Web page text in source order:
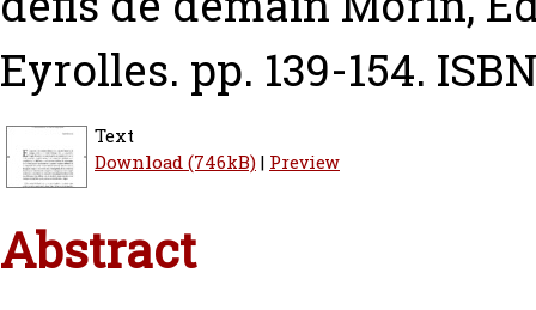
Eyrolles. pp. 139-154.
Text
Download (746kB)| Preview
Abstract